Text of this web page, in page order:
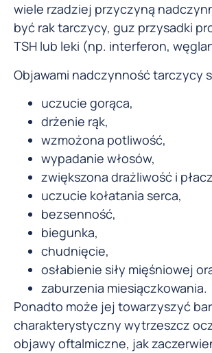
wiele rzadziej przyczyną
być rak tarczycy, guz przysadki
TSH lub leki (np. interferon,
Objawami nadczynność tarczycy
uczucie gorąca,
drżenie rąk,
wzmożona potliwość,
wypadanie włosów,
zwiększona drażliwość i
uczucie kołatania serca,
bezsenność,
biegunka,
chudnięcie,
osłabienie siły mięśniowej
zaburzenia miesiączkowania.
Ponadto może jej towarzyszyć
charakterystyczny wytrzeszcz
objawy oftalmiczne, jak